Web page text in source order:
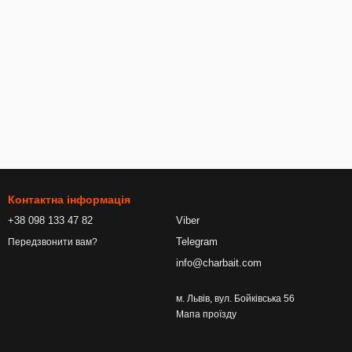
Контактна інформація
+38 098 133 47 82
Передзвонити вам?
Viber
Telegram
info@charbait.com
м. Львів, вул. Бойківська 56
Мапа проїзду